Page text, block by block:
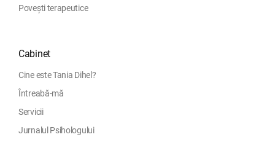
Povești terapeutice
Cabinet
Cine este Tania Dihel?
Întreabă-mă
Servicii
Jurnalul Psihologului